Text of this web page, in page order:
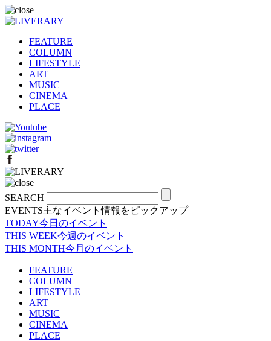
FEATURE
COLUMN
LIFESTYLE
ART
MUSIC
CINEMA
PLACE
SEARCH
EVENTS主なイベント情報をピックアップ
TODAY今日のイベント
THIS WEEK今週のイベント
THIS MONTH今月のイベント
FEATURE
COLUMN
LIFESTYLE
ART
MUSIC
CINEMA
PLACE